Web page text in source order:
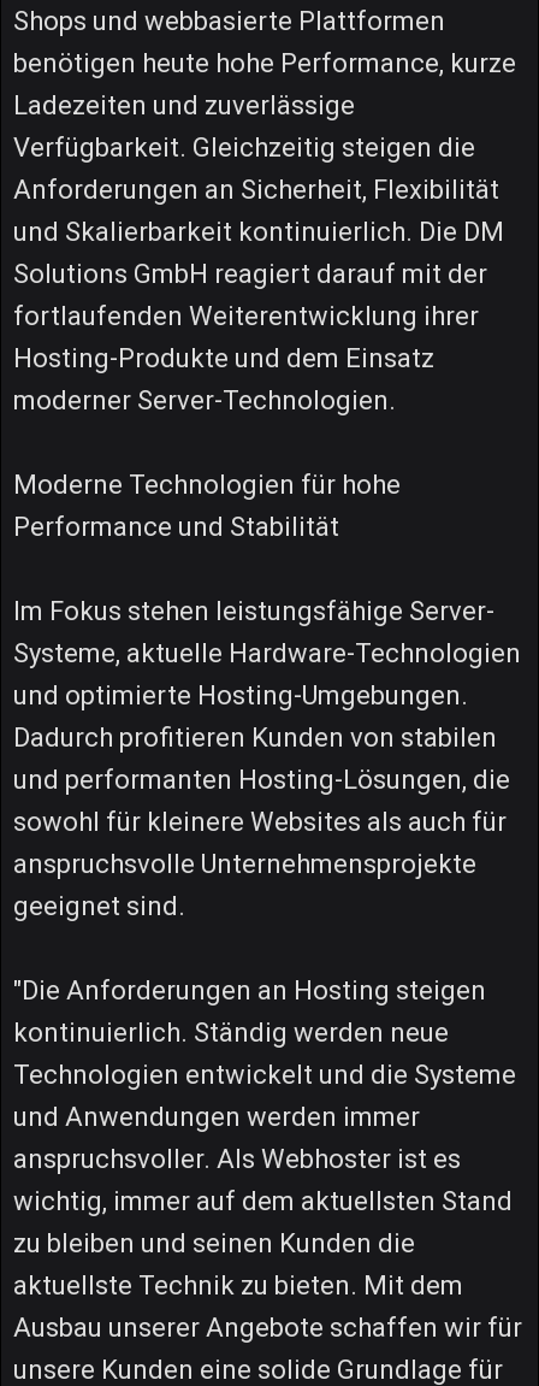
Shops und webbasierte Plattformen
benötigen heute hohe Performance, kurze
Ladezeiten und zuverlässige
Verfügbarkeit. Gleichzeitig steigen die
Anforderungen an Sicherheit, Flexibilität
und Skalierbarkeit kontinuierlich. Die DM
Solutions GmbH reagiert darauf mit der
fortlaufenden Weiterentwicklung ihrer
Hosting-Produkte und dem Einsatz
moderner Server-Technologien.
Moderne Technologien für hohe
Performance und Stabilität
Im Fokus stehen leistungsfähige Server-
Systeme, aktuelle Hardware-Technologien
und optimierte Hosting-Umgebungen.
Dadurch profitieren Kunden von stabilen
und performanten Hosting-Lösungen, die
sowohl für kleinere Websites als auch für
anspruchsvolle Unternehmensprojekte
geeignet sind.
"Die Anforderungen an Hosting steigen
kontinuierlich. Ständig werden neue
Technologien entwickelt und die Systeme
und Anwendungen werden immer
anspruchsvoller. Als Webhoster ist es
wichtig, immer auf dem aktuellsten Stand
zu bleiben und seinen Kunden die
aktuellste Technik zu bieten. Mit dem
Ausbau unserer Angebote schaffen wir für
unsere Kunden eine solide Grundlage für